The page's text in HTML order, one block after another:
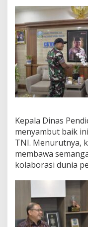
Kepala Dinas
menyambut baik
TNI. Menurutnya,
membawa
kolaborasi dunia